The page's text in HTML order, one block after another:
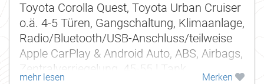
Toyota Corolla Quest, Toyota Urban Cruiser
o.ä. 4-5 Türen, Gangschaltung, Klimaanlage,
Radio/Bluetooth/USB-Anschluss/teilweise
Apple CarPlay & Android Auto, ABS, Airbags,
Zentralverriegelung, 45-55 l Tank.
mehr lesen Merken